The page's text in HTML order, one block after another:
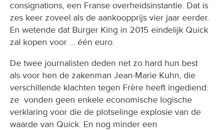
consignations, een Franse overheidsinstantie. Dat is
zes keer zoveel als de aankoopprijs vier jaar eerder.
En wetende dat Burger King in 2015 eindelijk Quick
zal kopen voor ... één euro.
De twee journalisten deden net zo hard hun best
als voor hen de zakenman Jean-Marie Kuhn, die
verschillende klachten tegen Frère heeft ingediend:
ze vonden geen enkele economische logische
verklaring voor die de plotselinge explosie van de
waarde van Quick. En nog minder een